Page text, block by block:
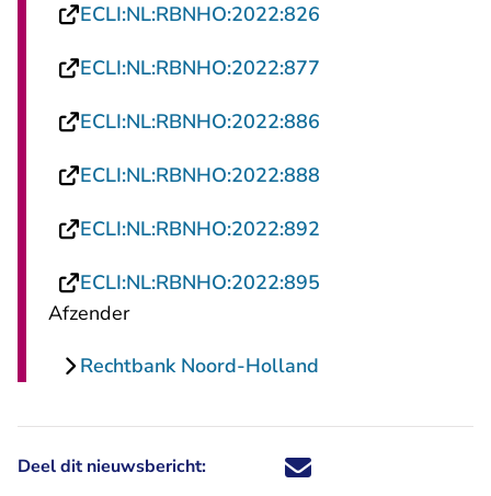
ECLI:NL:RBNHO:2022:826
ECLI:NL:RBNHO:2022:877
ECLI:NL:RBNHO:2022:886
ECLI:NL:RBNHO:2022:888
ECLI:NL:RBNHO:2022:892
ECLI:NL:RBNHO:2022:895
Afzender
Rechtbank Noord-Holland
Deel dit nieuwsbericht: Deel dit nieuwsbericht via X -
Deel dit nieuwsbericht via
Deel dit nieuwsbericht
Deel dit